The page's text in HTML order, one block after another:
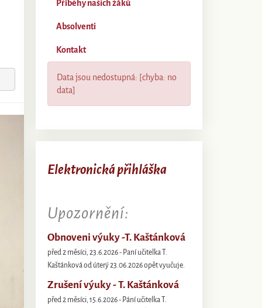
Příběhy našich žáků
Absolventi
Kontakt
Data jsou nedostupná: [chyba: no
data]
Elektronická přihláška
Upozornění:
Obnoveni výuky -T. Kaštánková
před 2 měsíci, 23.6.2026 - Paní učitelka T.
Kaštánková od úterý 23.06.2026 opět vyučuje.
Zrušení výuky - T. Kaštánková
před 2 měsíci, 15.6.2026 - Pání učitelka T.